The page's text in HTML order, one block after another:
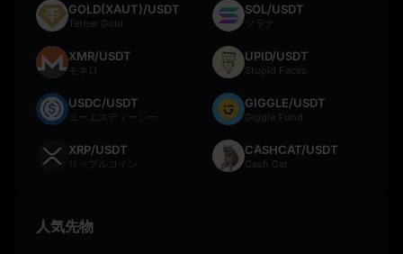
GOLD(XAUT)/USDT
Tether Gold
SOL/USDT
ソラナ
XMR/USDT
モネロ
UPID/USDT
Stupid Faces
USDC/USDT
ユーエスディーシー
GIGGLE/USDT
Giggle Fund
XRP/USDT
リップルコイン
CASHCAT/USDT
Cash Cat
人気先物